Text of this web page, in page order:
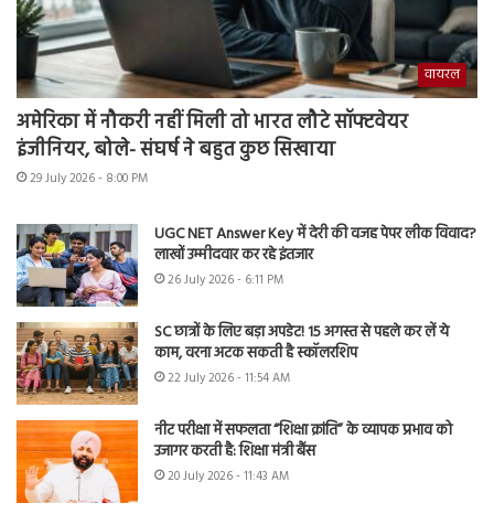
वायरल
अमेरिका में नौकरी नहीं मिली तो भारत लौटे सॉफ्टवेयर
इंजीनियर, बोले- संघर्ष ने बहुत कुछ सिखाया
29 July 2026 - 8:00 PM
UGC NET Answer Key में देरी की वजह पेपर लीक विवाद?
लाखों उम्मीदवार कर रहे इंतजार
26 July 2026 - 6:11 PM
SC छात्रों के लिए बड़ा अपडेट! 15 अगस्त से पहले कर लें ये
काम, वरना अटक सकती है स्कॉलरशिप
22 July 2026 - 11:54 AM
नीट परीक्षा में सफलता “शिक्षा क्रांति” के व्यापक प्रभाव को
उजागर करती है: शिक्षा मंत्री बैंस
20 July 2026 - 11:43 AM